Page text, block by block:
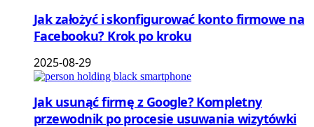
Jak założyć i skonfigurować konto firmowe na
Facebooku? Krok po kroku
2025-08-29
Jak usunąć firmę z Google? Kompletny
przewodnik po procesie usuwania wizytówki